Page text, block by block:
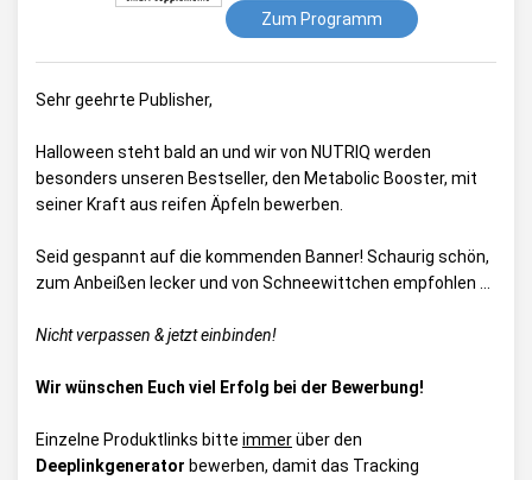
Zum Programm
Sehr geehrte Publisher,
Halloween steht bald an und wir von NUTRIQ werden
besonders unseren Bestseller, den Metabolic Booster, mit
seiner Kraft aus reifen Äpfeln bewerben.
Seid gespannt auf die kommenden Banner! Schaurig schön,
zum Anbeißen lecker und von Schneewittchen empfohlen …
Nicht verpassen & jetzt einbinden!
Wir wünschen Euch viel Erfolg bei der Bewerbung!
Einzelne Produktlinks bitte immerüber den
Deeplinkgenerator bewerben, damit das Tracking